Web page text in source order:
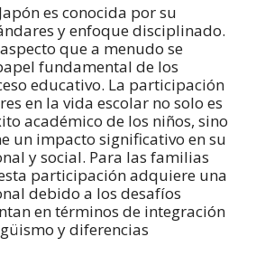
es conocida por su
y enfoque disciplinado.
que a menudo se
fundamental de los
educativo. La participación
en la vida escolar no solo es
académico de los niños, sino
un impacto significativo en su
y social. Para las familias
participación adquiere una
debido a los desafíos
en términos de integración
y diferencias